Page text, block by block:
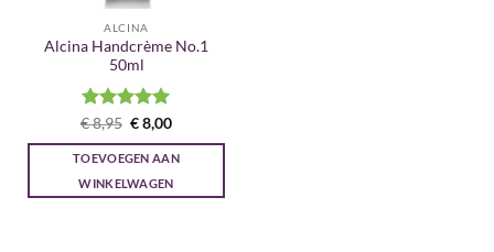
ALCINA
Alcina Handcrème No.1
50ml
Gewaardeerd
5uit 5
€8,95 Oorspronkelijke
prijs
was:
€ 8,95.
€8,00Huidige
is:
€ 8,00.
TOEVOEGEN AAN
WINKELWAGEN